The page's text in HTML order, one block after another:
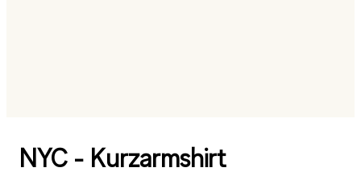
NYC - Kurzarmshirt